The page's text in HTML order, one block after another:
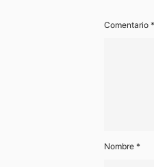
Comentario *
Nombre *